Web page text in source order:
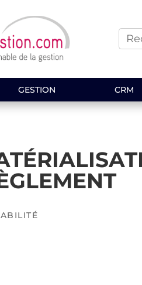
for:
GESTION CRM